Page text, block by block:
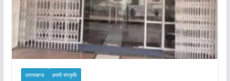
उत्तराखण्ड हमारी संस्कृति